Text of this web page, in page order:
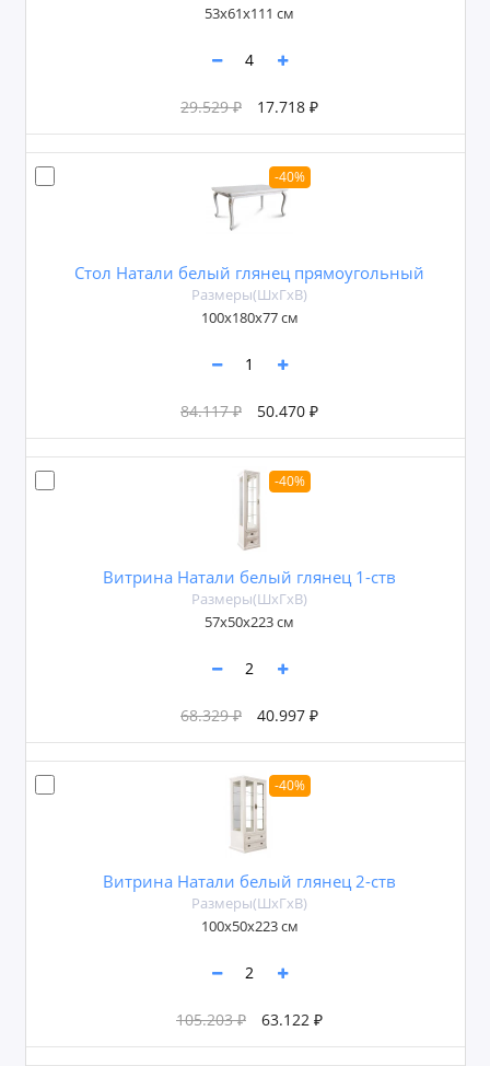
53x61x111 см
29.529 ₽ 17.718 ₽
-40%
Стол Натали белый глянец прямоугольный
Размеры(ШxГxВ)
100x180х77 см
84.117 ₽ 50.470 ₽
-40%
Витрина Натали белый глянец 1-ств
Размеры(ШxГxВ)
57х50х223 см
68.329 ₽ 40.997 ₽
-40%
Витрина Натали белый глянец 2-ств
Размеры(ШxГxВ)
100х50х223 см
105.203 ₽ 63.122 ₽